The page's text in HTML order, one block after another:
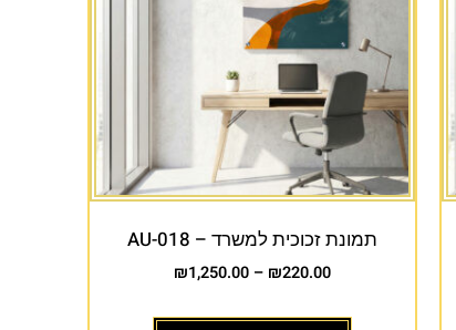
תמונת זכוכית למשרד – AU-018
₪220.00
–
₪1,250.00